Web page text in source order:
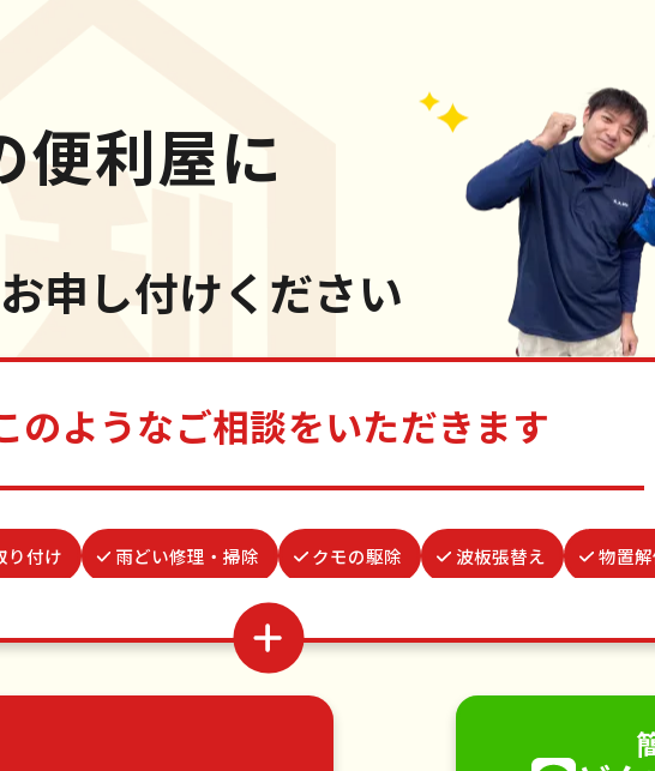
便利屋に
お申し付けください
のようなご相談をいただきます
り付け 雨どい修理・掃除 クモの駆除 波板張替え 物置
蜂の巣駆除
網戸張替え
植木の剪定 植木の伐採